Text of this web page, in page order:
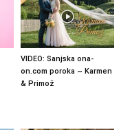
VIDEO: Sanjska ona-
on.com poroka ~ Karmen
& Primož